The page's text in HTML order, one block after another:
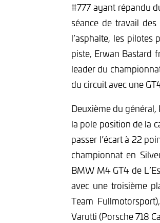
#777 ayant répandu
séance de travail
l’asphalte, les
piste, Erwan Bastard
leader du
du circuit avec une
Deuxième du
la pole position de la
passer l’écart à 22
championnat en
BMW M4 GT4 de
avec une troisième
Team
Varutti (Porsche 718